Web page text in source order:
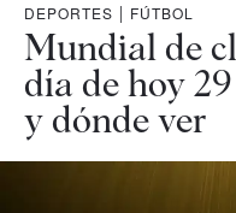
DEPORTES | FÚTBOL
Mundial de
día de hoy
y dónde ver